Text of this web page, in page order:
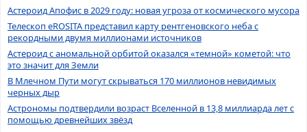
Астероид Апофис в 2029 году: новая угроза от космического мусора
Телескоп eROSITA представил карту рентгеновского неба с
рекордными двумя миллионами источников
Астероид с аномальной орбитой оказался «темной» кометой: что
это значит для Земли
В Млечном Пути могут скрываться 170 миллионов невидимых
черных дыр
Астрономы подтвердили возраст Вселенной в 13,8 миллиарда лет с
помощью древнейших звёзд